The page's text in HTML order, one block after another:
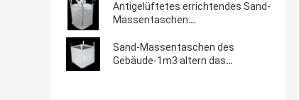
Antigelüftetes errichtendes Sand-
Massentaschen
Sand-Massentaschen des
Gebäude-1m3 altern das